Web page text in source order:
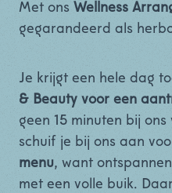
Met ons Wellness
gegarandeerd als
Je krijgt een hele dag
& Beauty voor een
geen 15 minuten bij ons
schuif je bij ons aan
menu, want
met een volle buik.